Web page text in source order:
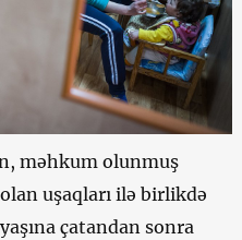
məhkum olunmuş
uşaqları ilə birlikdə
çatandan sonra